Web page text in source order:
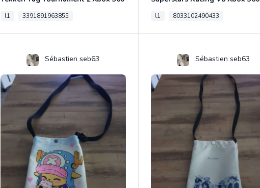
l1 3391891963855 l1 8033102490433
Sébastien seb63 Sébastien seb63